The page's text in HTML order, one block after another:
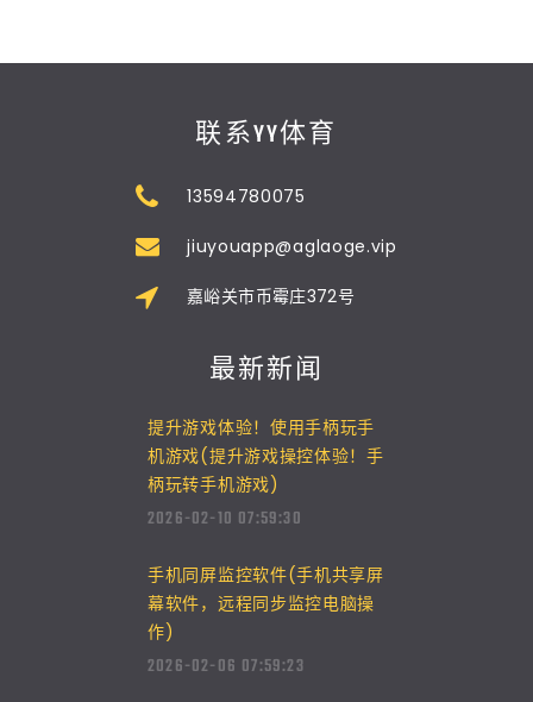
联系YY体育
13594780075
jiuyouapp@aglaoge.vip
嘉峪关市币霉庄372号
最新新闻
提升游戏体验！使用手柄玩手
机游戏(提升游戏操控体验！手
柄玩转手机游戏)
2026-02-10 07:59:30
手机同屏监控软件(手机共享屏
幕软件，远程同步监控电脑操
作)
2026-02-06 07:59:23